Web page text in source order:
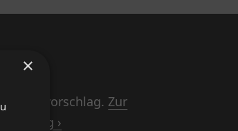
Preisvorschlag. Zur
›
×